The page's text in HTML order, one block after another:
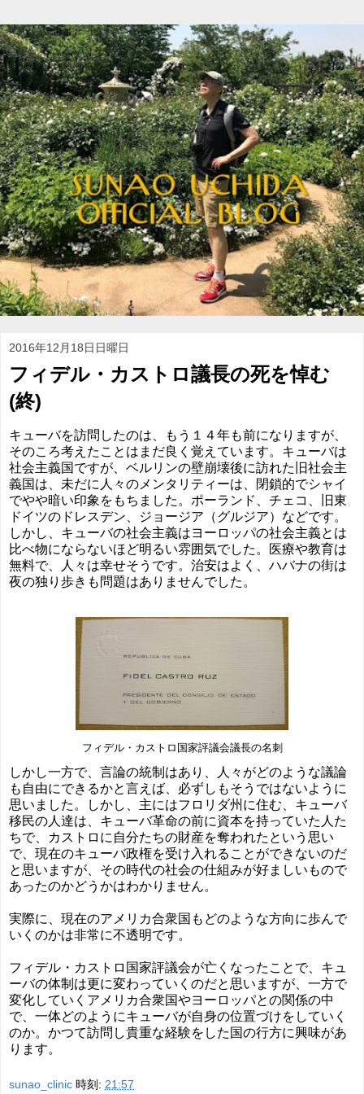
2016年12月18日日曜日
フィデル・カストロ議長の死を悼む
(終)
キューバを訪問したのは、もう１４年も前になりますが、
そのころ考えたことはまだ良く覚えています。キューバは
社会主義国ですが、ベルリンの壁崩壊後に訪れた旧社会主
義国は、未だに人々のメンタリティーは、閉鎖的でシャイ
でやや暗い印象をもちました。ポーランド、チェコ、旧東
ドイツのドレスデン、ジョージア（グルジア）などです。
しかし、キューバの社会主義はヨーロッパの社会主義とは
比べ物にならないほど明るい雰囲気でした。医療や教育は
無料で、人々は幸せそうです。治安はよく、ハバナの街は
夜の独り歩きも問題はありませんでした。
フィデル・カストロ国家評議会議長の名刺
しかし一方で、言論の統制はあり、人々がどのような議論
も自由にできるかと言えば、必ずしもそうではないように
思いました。しかし、主にはフロリダ州に住む、キューバ
移民の人達は、キューバ革命の前に資本を持っていた人た
ちで、カストロに自分たちの財産を奪われたという思い
で、現在のキューバ政権を受け入れることができないのだ
と思いますが、その時代の社会の仕組みが好ましいもので
あったのかどうかはわかりません。
実際に、現在のアメリカ合衆国もどのような方向に歩んで
いくのかは非常に不透明です。
フィデル・カストロ国家評議会が亡くなったことで、キュ
ーバの体制は更に変わっていくのだと思いますが、一方で
変化していくアメリカ合衆国やヨーロッパとの関係の中
で、一体どのようにキューバが自身の位置づけをしていく
のか。かつて訪問し貴重な経験をした国の行方に興味があ
ります。
sunao_clinic 時刻: 21:57